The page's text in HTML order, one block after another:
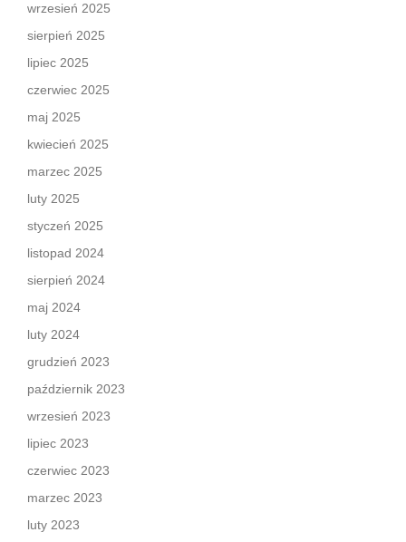
wrzesień 2025
sierpień 2025
lipiec 2025
czerwiec 2025
maj 2025
kwiecień 2025
marzec 2025
luty 2025
styczeń 2025
listopad 2024
sierpień 2024
maj 2024
luty 2024
grudzień 2023
październik 2023
wrzesień 2023
lipiec 2023
czerwiec 2023
marzec 2023
luty 2023